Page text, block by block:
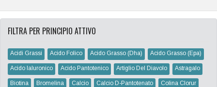
FILTRA PER PRINCIPIO ATTIVO
Acidi Grassi Acido Folico Acido Grasso (dha) Acido Grasso (epa)
Acido Ialuronico Acido Pantotenico Artiglio Del Diavolo Astragalo
Biotina Bromelina Calcio Calcio D-Pantotenato Colina Clorur